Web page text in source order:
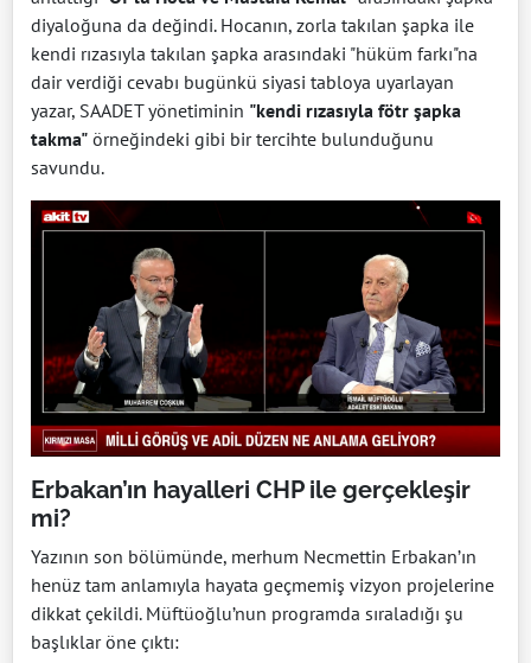
diyaloğuna da değindi. Hocanın, zorla takılan şapka ile
kendi rızasıyla takılan şapka arasındaki "hüküm farkı"na
dair verdiği cevabı bugünkü siyasi tabloya uyarlayan
yazar, SAADET yönetiminin "kendi rızasıyla fötr şapka
takma" örneğindeki gibi bir tercihte bulunduğunu
savundu.
Erbakan’ın hayalleri CHP ile gerçekleşir
mi?
Yazının son bölümünde, merhum Necmettin Erbakan’ın
henüz tam anlamıyla hayata geçmemiş vizyon projelerine
dikkat çekildi. Müftüoğlu’nun programda sıraladığı şu
başlıklar öne çıktı: